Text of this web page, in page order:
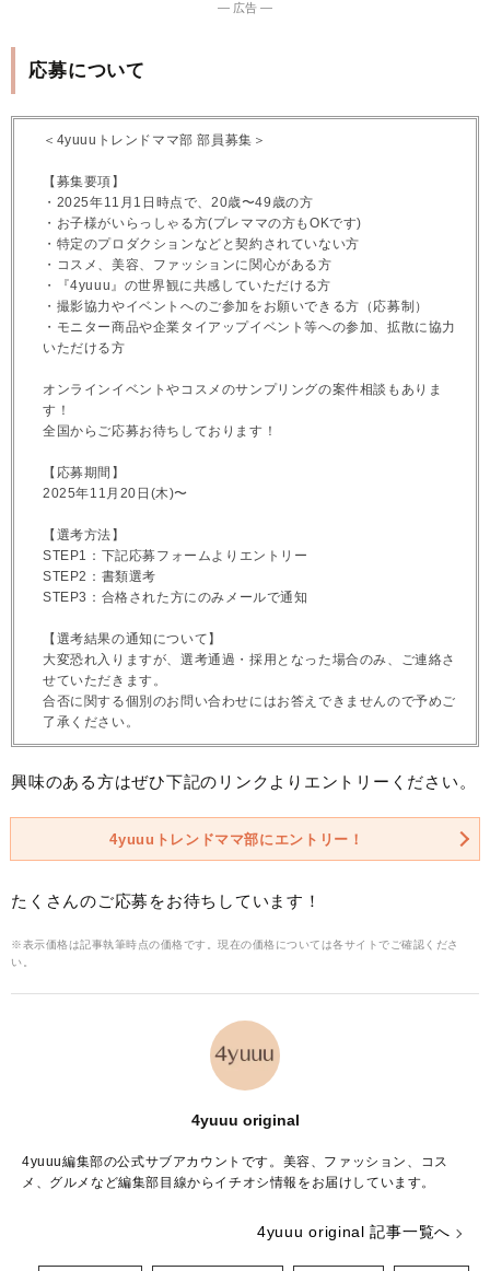
― 広告 ―
応募について
＜4yuuuトレンドママ部 部員募集＞
【募集要項】
・2025年11月1日時点で、20歳〜49歳の方
・お子様がいらっしゃる方(プレママの方もOKです)
・特定のプロダクションなどと契約されていない方
・コスメ、美容、ファッションに関心がある方
・『4yuuu』の世界観に共感していただける方
・撮影協力やイベントへのご参加をお願いできる方（応募制）
・モニター商品や企業タイアップイベント等への参加、拡散に協力
いただける方
オンラインイベントやコスメのサンプリングの案件相談もありま
す！
全国からご応募お待ちしております！
【応募期間】
2025年11月20日(木)〜
【選考方法】
STEP1：下記応募フォームよりエントリー
STEP2：書類選考
STEP3：合格された方にのみメールで通知
【選考結果の通知について】
大変恐れ入りますが、選考通過・採用となった場合のみ、ご連絡さ
せていただきます。
合否に関する個別のお問い合わせにはお答えできませんので予めご
了承ください。
興味のある方はぜひ下記のリンクよりエントリーください。
4yuuuトレンドママ部にエントリー！
たくさんのご応募をお待ちしています！
※表示価格は記事執筆時点の価格です。現在の価格については各サイトでご確認くださ
い。
4yuuu original
4yuuu編集部の公式サブアカウントです。美容、ファッション、コス
メ、グルメなど編集部目線からイチオシ情報をお届けしています。
4yuuu original 記事一覧へ